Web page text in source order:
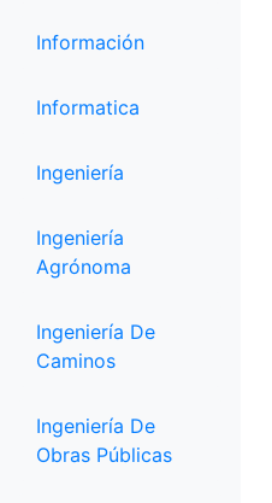
Información
Informatica
Ingeniería
Ingeniería
Agrónoma
Ingeniería De
Caminos
Ingeniería De
Obras Públicas